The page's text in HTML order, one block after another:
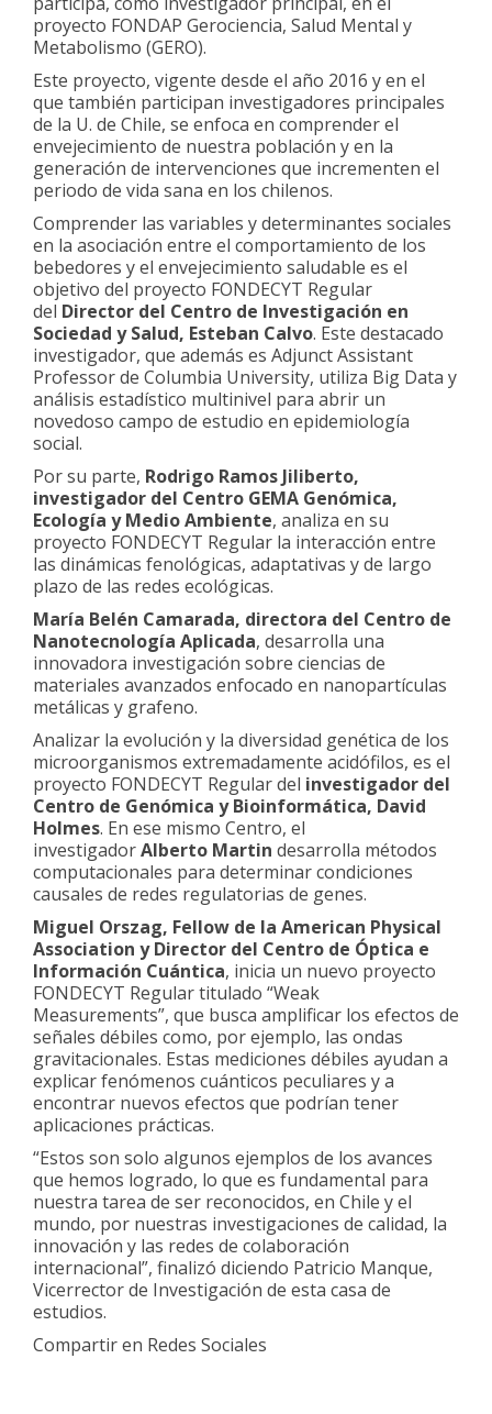
proyecto FONDAP Gerociencia, Salud Mental y
Metabolismo (GERO).
Este proyecto, vigente desde el año 2016 y en el
que también participan investigadores principales
de la U. de Chile, se enfoca en comprender el
envejecimiento de nuestra población y en la
generación de intervenciones que incrementen el
periodo de vida sana en los chilenos.
Comprender las variables y determinantes sociales
en la asociación entre el comportamiento de los
bebedores y el envejecimiento saludable es el
objetivo del proyecto FONDECYT Regular
del Director del Centro de Investigación en
Sociedad y Salud, Esteban Calvo. Este destacado
investigador, que además es Adjunct Assistant
Professor de Columbia University, utiliza Big Data y
análisis estadístico multinivel para abrir un
novedoso campo de estudio en epidemiología
social.
Por su parte, Rodrigo Ramos Jiliberto,
investigador del Centro GEMA Genómica,
Ecología y Medio Ambiente, analiza en su
proyecto FONDECYT Regular la interacción entre
las dinámicas fenológicas, adaptativas y de largo
plazo de las redes ecológicas.
María Belén Camarada, directora del Centro de
Nanotecnología Aplicada, desarrolla una
innovadora investigación sobre ciencias de
materiales avanzados enfocado en nanopartículas
metálicas y grafeno.
Analizar la evolución y la diversidad genética de los
microorganismos extremadamente acidófilos, es el
proyecto FONDECYT Regular del investigador del
Centro de Genómica y Bioinformática, David
Holmes. En ese mismo Centro, el
investigadorAlberto Martin desarrolla métodos
computacionales para determinar condiciones
causales de redes regulatorias de genes.
Miguel Orszag, Fellow de la American Physical
Association y Director del Centro de Óptica e
Información Cuántica, inicia un nuevo proyecto
FONDECYT Regular titulado “Weak
Measurements”, que busca amplificar los efectos de
señales débiles como, por ejemplo, las ondas
gravitacionales. Estas mediciones débiles ayudan a
explicar fenómenos cuánticos peculiares y a
encontrar nuevos efectos que podrían tener
aplicaciones prácticas.
“Estos son solo algunos ejemplos de los avances
que hemos logrado, lo que es fundamental para
nuestra tarea de ser reconocidos, en Chile y el
mundo, por nuestras investigaciones de calidad, la
innovación y las redes de colaboración
internacional”, finalizó diciendo Patricio Manque,
Vicerrector de Investigación de esta casa de
estudios.
Compartir en Redes Sociales